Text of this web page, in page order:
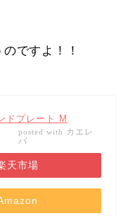
ですよ！！
ドプレート M
posted with カエレ
バ
天市場